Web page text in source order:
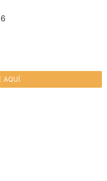
AQUÍ